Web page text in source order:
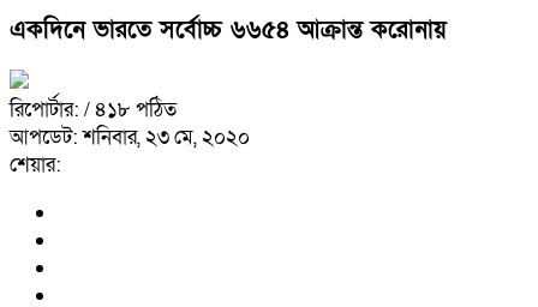
একদিনে ভারতে সর্বোচ্চ ৬৬৫৪ আক্রান্ত করোনায়
রিপোর্টার: / ৪১৮ পঠিত
আপডেট: শনিবার, ২৩ মে, ২০২০
শেয়ার: